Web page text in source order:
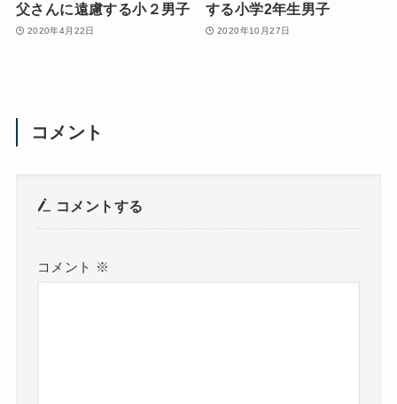
父さんに遠慮する小２男子
2020年4月22日
する小学2年生男子
2020年10月27日
コメント
コメントする
コメント ※